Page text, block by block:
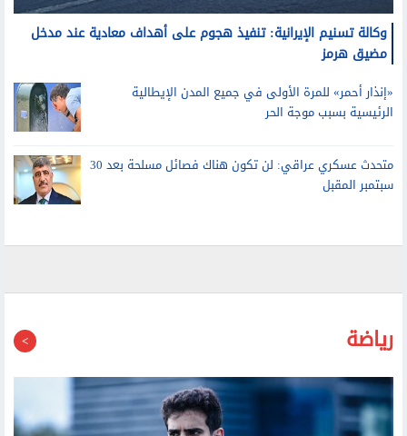
وكالة تسنيم الإيرانية: تنفيذ هجوم على أهداف معادية عند مدخل
مضيق هرمز
«إنذار أحمر» للمرة الأولى في جميع المدن الإيطالية
الرئيسية بسبب موجة الحر
سبتمبر المقبل
رياضة